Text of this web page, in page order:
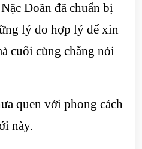
Doãn đã chuẩn bị
lý do hợp lý để xin
cuối cùng chẳng nói
quen với phong cách
này.